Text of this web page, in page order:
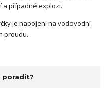
a případné explozi.
je napojení na vodovodní
proudu.
poradit?